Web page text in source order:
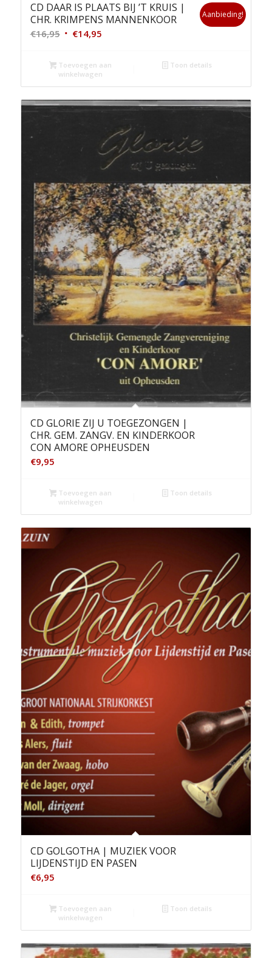
CD DAAR IS PLAATS BIJ ’T KRUIS |
CHR. KRIMPENS MANNENKOOR
€16,95 Oorspronkelijke
was:
€16,95.
€14,95Huidige
is:
€14,95.
Aanbieding!
Toevoegen aan
winkelwagen
Toon details
CD GLORIE ZIJ U TOEGEZONGEN |
CHR. GEM. ZANGV. EN KINDERKOOR
CON AMORE OPHEUSDEN
€9,95
Toevoegen aan
winkelwagen
Toon details
CD GOLGOTHA | MUZIEK VOOR
LIJDENSTIJD EN PASEN
€6,95
Toevoegen aan
winkelwagen
Toon details